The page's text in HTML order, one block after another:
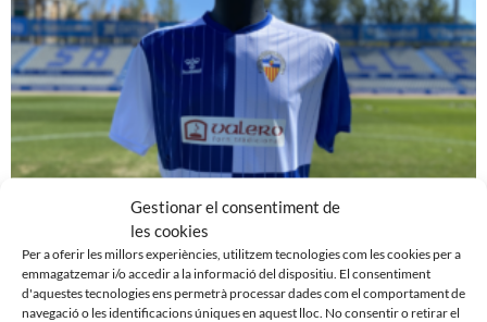
Gestionar el consentiment de
les cookies
Per a oferir les millors experiències, utilitzem tecnologies com les cookies per a
emmagatzemar i/o accedir a la informació del dispositiu. El consentiment
d'aquestes tecnologies ens permetrà processar dades com el comportament de
navegació o les identificacions úniques en aquest lloc. No consentir o retirar el
ELS EQUIPS FEMENINS DEL CE SABADELL FC
PASSARAN A ANOMENAR-SE OFICIALMENT
VALERO CE SABADELL
3 d'octubre de 2023